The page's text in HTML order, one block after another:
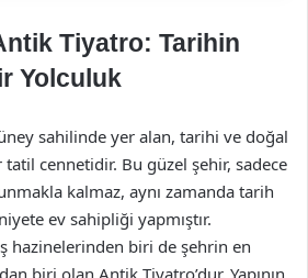
Tiyatro: Tarihin
Yolculuk
sahilinde yer alan, tarihi ve doğal
cennetidir. Bu güzel şehir, sadece
kalmaz, aynı zamanda tarih
ev sahipliği yapmıştır.
hazinelerinden biri de şehrin en
biri olan Antik Tiyatro’dur. Yapının